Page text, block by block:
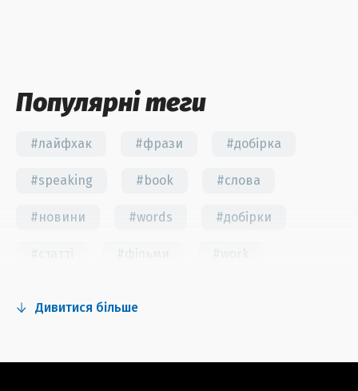
Популярні теги
#лайфхак #фрази #добірка
#speaking #book #слова
#новини #words #добірки
#grammar #writing #вправи
Дивитися більше